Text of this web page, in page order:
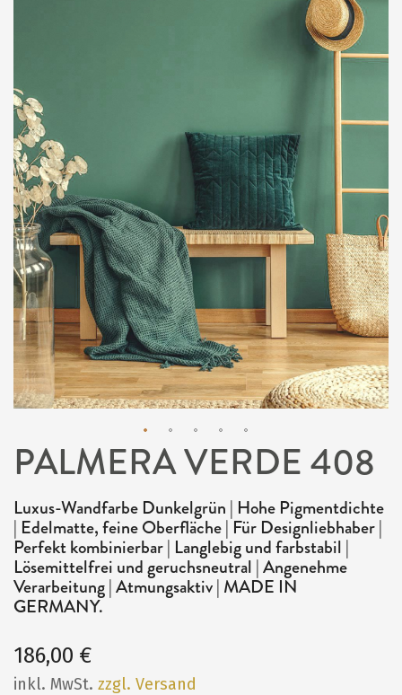
Zum
der
Bildergalerie
springen
PALMERA VERDE 408
Luxus-Wandfarbe Dunkelgrün | Hohe Pigmentdichte
| Edelmatte, feine Oberfläche | Für Designliebhaber |
Perfekt kombinierbar | Langlebig und farbstabil |
Lösemittelfrei und geruchsneutral | Angenehme
Verarbeitung | Atmungsaktiv | MADE IN
GERMANY.
186,00 €
inkl. MwSt. zzgl. Versand